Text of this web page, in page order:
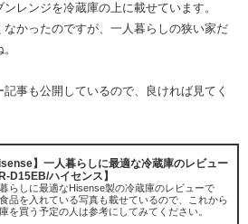
レンジを冷蔵庫の上に載せています。
かったのですが、一人暮らしの狭い家だ
事も公開しているので、良ければ見てく
】一人暮らしに最適な冷蔵庫のレビュー
D15EB/ハイセンス】
らしに最適なHisense製の冷蔵庫のレビューで
品を入れている写真も載せているので、これから
を買う予定の人は参考にしてみてください。